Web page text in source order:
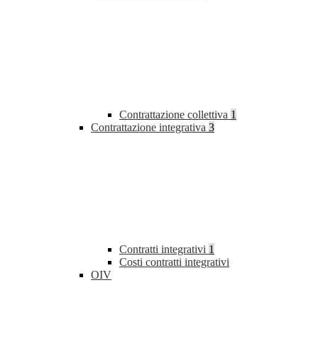
Contrattazione collettiva 1
Contrattazione integrativa 3
Contratti integrativi 1
Costi contratti integrativi
OIV